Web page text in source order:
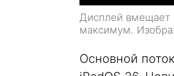
Дисплей вмещает
максимум.
Основной